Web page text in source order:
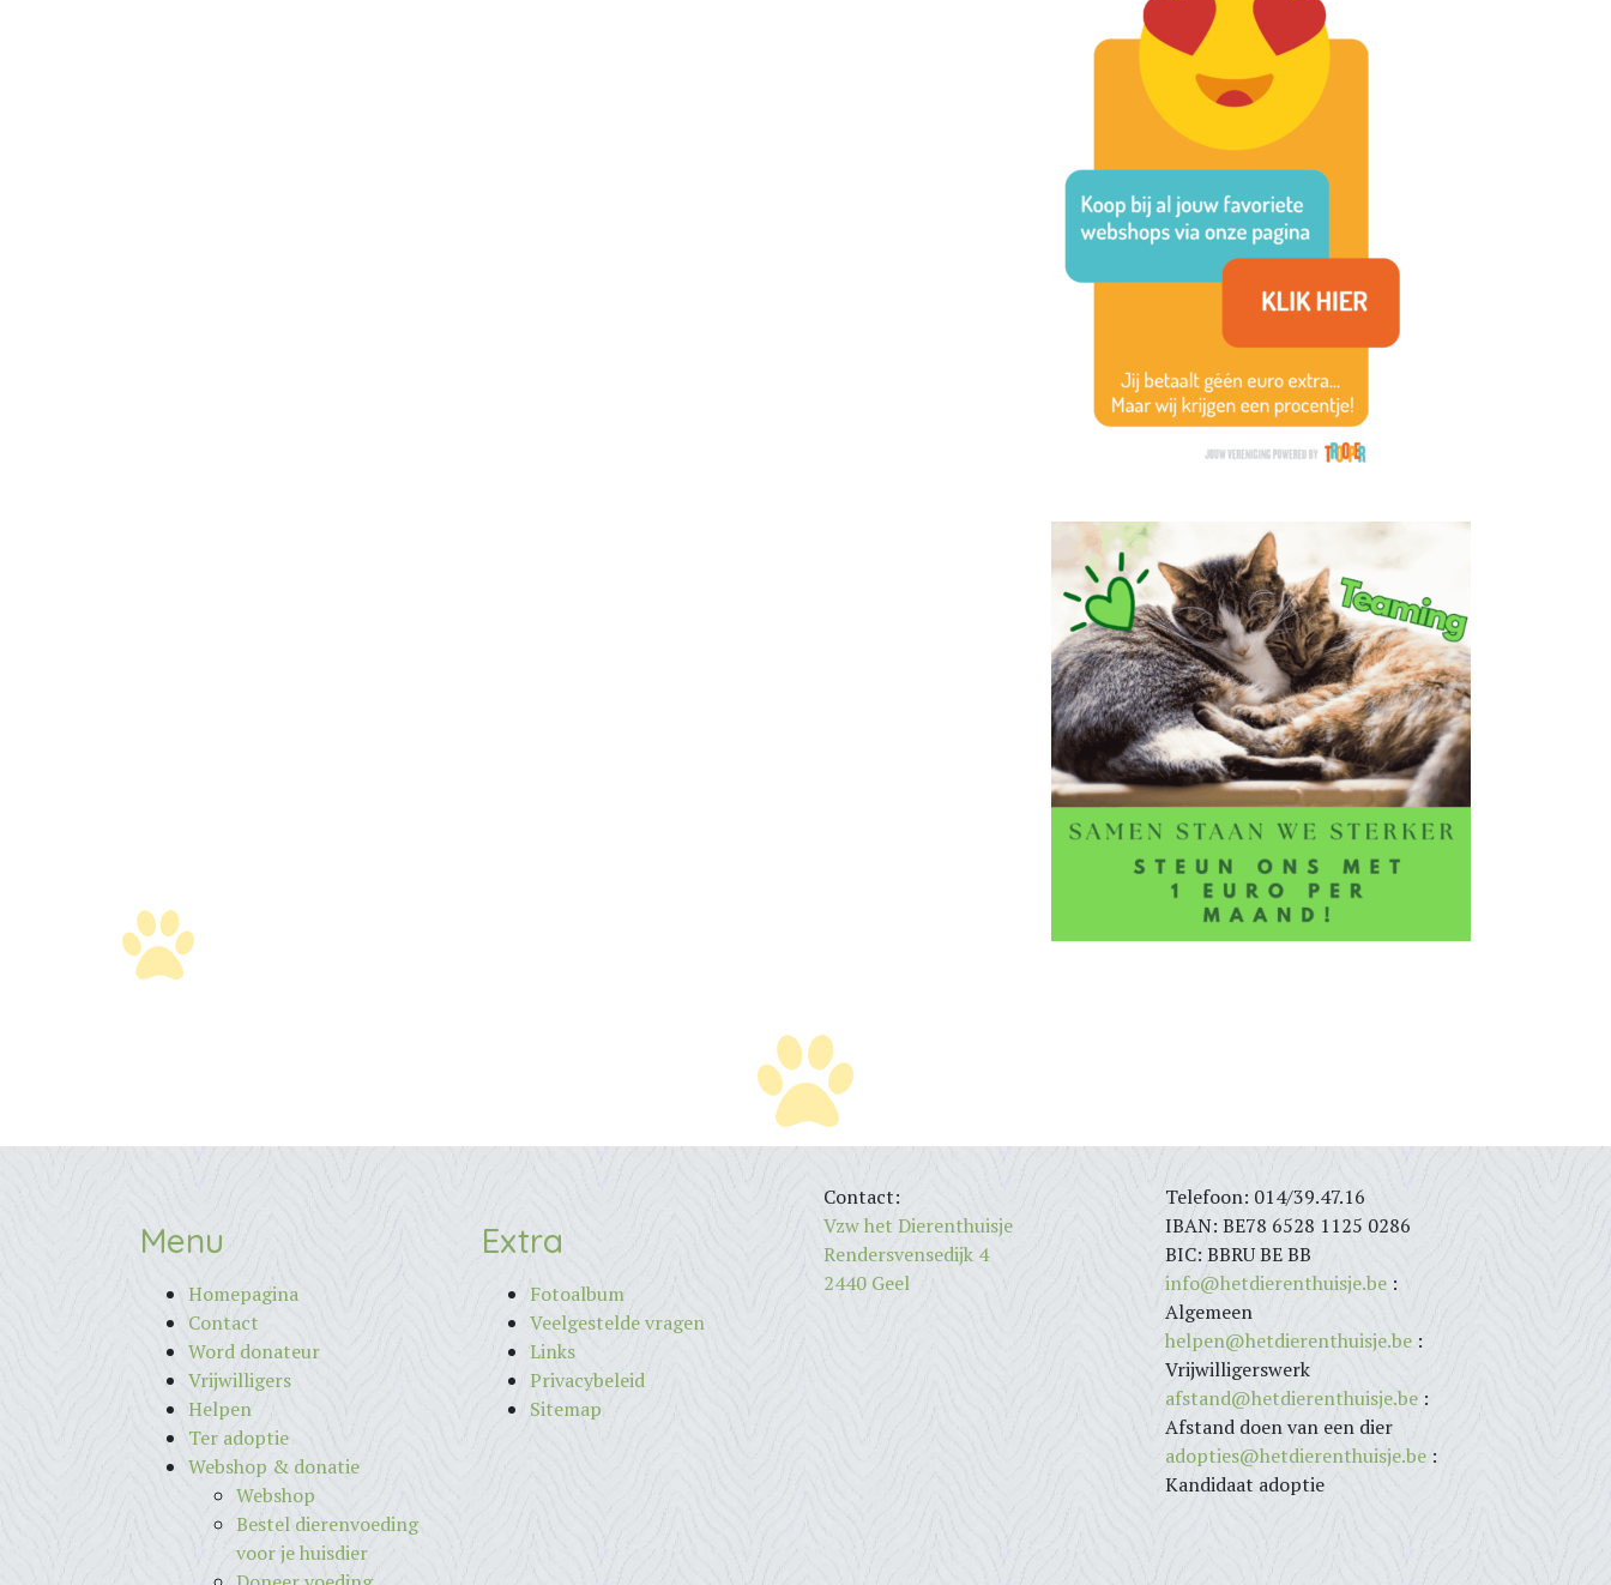
Menu
Homepagina
Contact
Word donateur
Vrijwilligers
Helpen
Ter adoptie
Webshop & donatie
Webshop
Bestel dierenvoeding
voor je huisdier
Extra
Fotoalbum
Veelgestelde vragen
Links
Privacybeleid
Sitemap
Contact:
Vzw het Dierenthuisje
Rendersvensedijk 4
2440 Geel
Telefoon: 014/39.47.16
IBAN: BE78 6528 1125 0286
BIC: BBRU BE BB
info@hetdierenthuisje.be :
Algemeen
helpen@hetdierenthuisje.be :
Vrijwilligerswerk
afstand@hetdierenthuisje.be :
Afstand doen van een dier
adopties@hetdierenthuisje.be :
Kandidaat adoptie